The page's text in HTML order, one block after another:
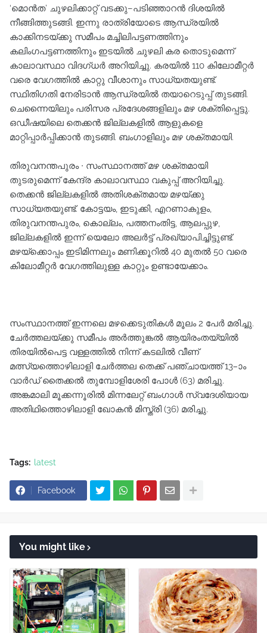
‘മൊൻത’ ചുഴലിക്കാറ്റ് വടക്കു–പടിഞ്ഞാറൻ ദിശയിൽ
നീങ്ങിത്തുടങ്ങി. ഇന്നു രാത്രിയോടെ ആന്ധ്രയിൽ
കാക്കിനടയ്ക്കു സമീപം മച്ചിലിപട്ടണത്തിനും
കലിംഗപട്ടണത്തിനും ഇടയിൽ ചുഴലി കര തൊടുമെന്ന്
കാലാവസ്ഥാ വിദഗ്ധർ അറിയിച്ചു. കരയിൽ 110 കിലോമീറ്റർ
വരെ വേഗത്തിൽ കാറ്റു വീശാനും സാധ്യതയുണ്ട്.
സ്ഥിതിഗതി നേരിടാൻ ആന്ധ്രയിൽ തയാറെടുപ്പ് തുടങ്ങി.
ചെന്നൈയിലും പരിസര പ്രദേശങ്ങളിലും മഴ ശക്തിപ്പെട്ടു.
ഒഡീഷയിലെ തെക്കൻ ജില്ലകളിൽ ആളുകളെ
മാറ്റിപ്പാർപ്പിക്കാൻ തുടങ്ങി. ബംഗാളിലും മഴ ശക്തമായി.
തിരുവനന്തപുരം ∙ സംസ്ഥാനത്ത് മഴ ശക്തമായി
തുടരുമെന്ന് കേന്ദ്ര കാലാവസ്ഥാ വകുപ്പ് അറിയിച്ചു.
തെക്കൻ ജില്ലകളിൽ അതിശക്തമായ മഴയ്ക്കു
സാധ്യതയുണ്ട്. കോട്ടയം, ഇടുക്കി, എറണാകുളം,
തിരുവനന്തപുരം, കൊല്ലം, പത്തനംതിട്ട, ആലപ്പുഴ,
ജില്ലകളിൽ ഇന്ന് യെലോ അലർട്ട് പ്രഖ്യാപിച്ചിട്ടുണ്ട്.
മഴയ്ക്കൊപ്പം ഇടിമിന്നലും മണിക്കൂറിൽ 40 മുതൽ 50 വരെ
കിലോമീറ്റർ വേഗത്തിലുള്ള കാറ്റും ഉണ്ടായേക്കാം.
സംസ്ഥാനത്ത് ഇന്നലെ മഴക്കെടുതികൾ മൂലം 2 പേർ മരിച്ചു.
ചേർത്തലയ്ക്കു സമീപം അർത്തുങ്കൽ ആയിരംതയ്യിൽ
തിരയിൽപെട്ട വള്ളത്തിൽ നിന്ന് കടലിൽ വീണ്
മത്സ്യത്തൊഴിലാളി ചേർത്തല തെക്ക് പഞ്ചായത്ത് 13–ാം
വാർഡ് തൈക്കൽ തുമ്പോളിശേരി പോൾ (63) മരിച്ചു.
അങ്കമാലി മൂക്കന്നൂരിൽ മിന്നലേറ്റ് ബംഗാൾ സ്വദേശിയായ
അതിഥിത്തൊഴിലാളി ഖോകൻ മിസ്ത്രി (36) മരിച്ചു.
Tags: latest
Facebook
You might like